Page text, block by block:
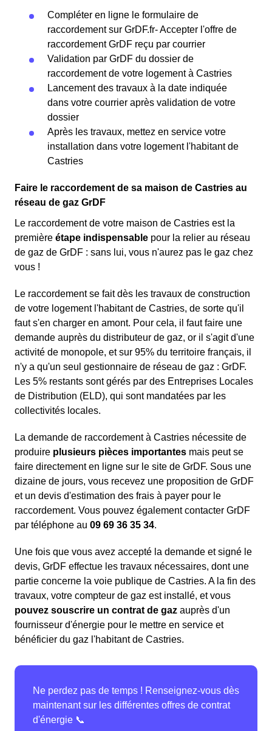
Compléter en ligne le formulaire de
raccordement sur GrDF.fr- Accepter l'offre de
raccordement GrDF reçu par courrier
Validation par GrDF du dossier de
raccordement de votre logement à Castries
Lancement des travaux à la date indiquée
dans votre courrier après validation de votre
dossier
Après les travaux, mettez en service votre
installation dans votre logement l'habitant de
Castries
Faire le raccordement de sa maison de Castries au
réseau de gaz GrDF
Le raccordement de votre maison de Castries est la
première étape indispensable pour la relier au réseau
de gaz de GrDF : sans lui, vous n'aurez pas le gaz chez
vous !
Le raccordement se fait dès les travaux de construction
de votre logement l'habitant de Castries, de sorte qu'il
faut s'en charger en amont. Pour cela, il faut faire une
demande auprès du distributeur de gaz, or il s'agit d'une
activité de monopole, et sur 95% du territoire français, il
n'y a qu'un seul gestionnaire de réseau de gaz : GrDF.
Les 5% restants sont gérés par des Entreprises Locales
de Distribution (ELD), qui sont mandatées par les
collectivités locales.
La demande de raccordement à Castries nécessite de
produire plusieurs pièces importantes mais peut se
faire directement en ligne sur le site de GrDF. Sous une
dizaine de jours, vous recevez une proposition de GrDF
et un devis d'estimation des frais à payer pour le
raccordement. Vous pouvez également contacter GrDF
par téléphone au 09 69 36 35 34.
Une fois que vous avez accepté la demande et signé le
devis, GrDF effectue les travaux nécessaires, dont une
partie concerne la voie publique de Castries. A la fin des
travaux, votre compteur de gaz est installé, et vous
pouvez souscrire un contrat de gaz auprès d'un
fournisseur d'énergie pour le mettre en service et
bénéficier du gaz l'habitant de Castries.